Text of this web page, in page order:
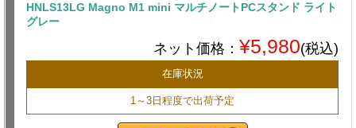
HNLS13LG Magno M1 mini マルチノートPCスタンド ライト
グレー
ネット価格： ¥5,980(税込)
在庫状況
1～3日程度で出荷予定